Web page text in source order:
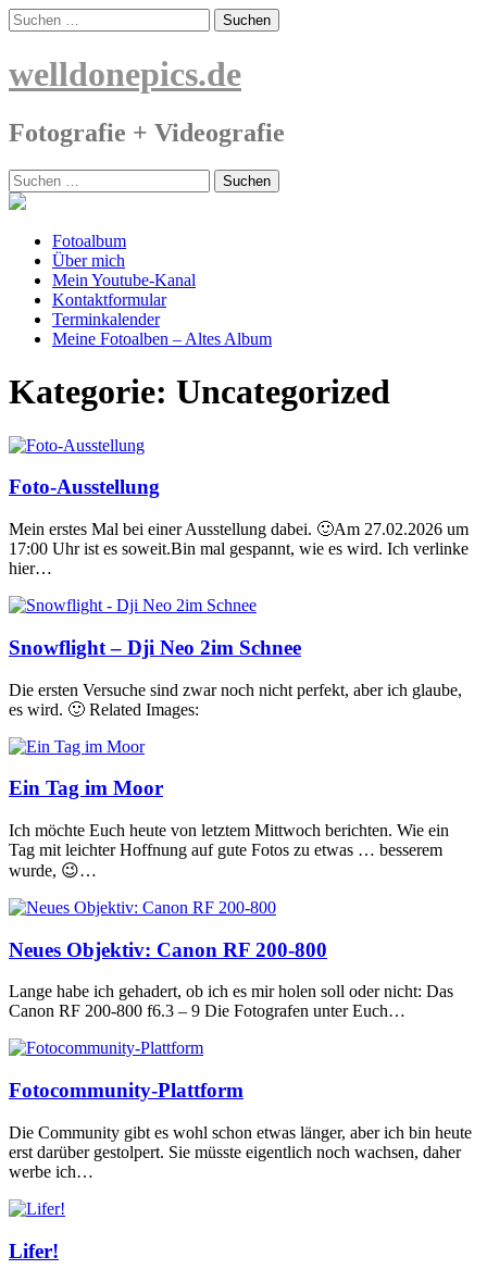
Skip
to
Suchen
nach:
welldonepics.de
Fotografie + Videografie
Suchen
nach:
Fotoalbum
Über mich
Mein Youtube-Kanal
Kontaktformular
Terminkalender
Meine Fotoalben – Altes Album
Kategorie: Uncategorized
Foto-Ausstellung
Mein erstes Mal bei einer Ausstellung dabei. 🙂Am 27.02.2026 um
17:00 Uhr ist es soweit.Bin mal gespannt, wie es wird. Ich verlinke
hier…
Snowflight – Dji Neo 2im Schnee
Die ersten Versuche sind zwar noch nicht perfekt, aber ich glaube,
es wird. 🙂 Related Images:
Ein Tag im Moor
Ich möchte Euch heute von letztem Mittwoch berichten. Wie ein
Tag mit leichter Hoffnung auf gute Fotos zu etwas … besserem
wurde, 😉…
Neues Objektiv: Canon RF 200-800
Lange habe ich gehadert, ob ich es mir holen soll oder nicht: Das
Canon RF 200-800 f6.3 – 9 Die Fotografen unter Euch…
Fotocommunity-Plattform
Die Community gibt es wohl schon etwas länger, aber ich bin heute
erst darüber gestolpert. Sie müsste eigentlich noch wachsen, daher
werbe ich…
Lifer!